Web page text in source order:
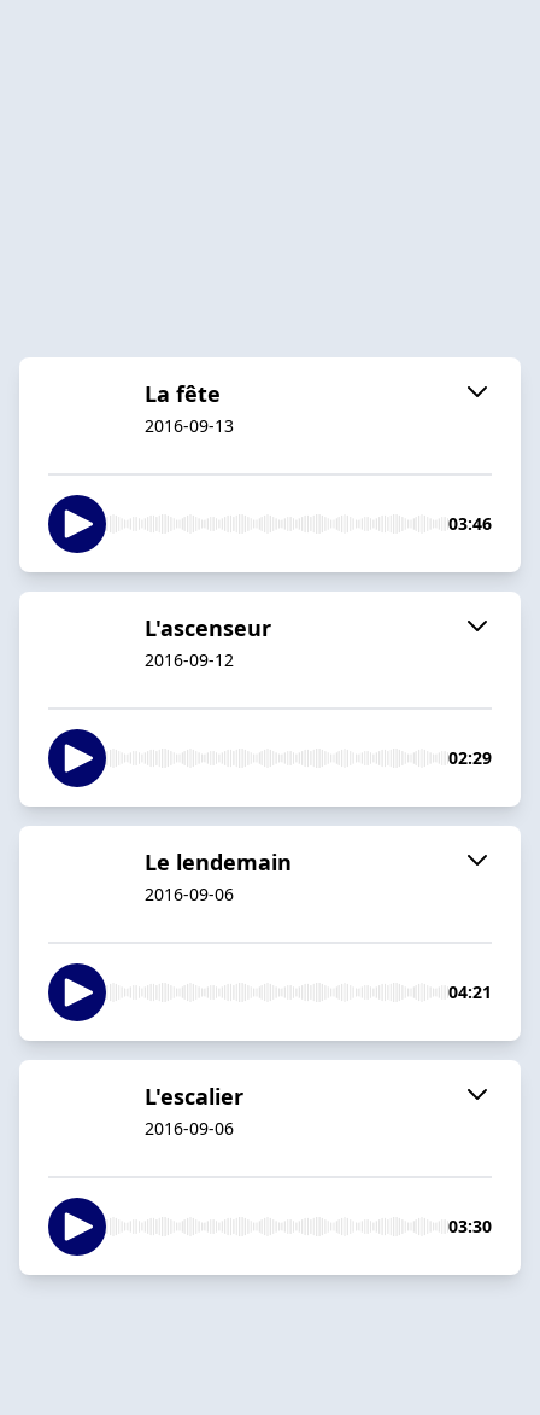
La fête
2016-09-13
03:46
L'ascenseur
2016-09-12
02:29
Le lendemain
2016-09-06
04:21
L'escalier
2016-09-06
03:30